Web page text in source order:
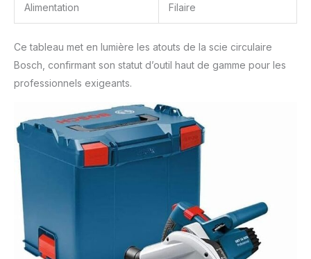
Alimentation Filaire
Ce tableau met en lumière les atouts de la scie circulaire
Bosch, confirmant son statut d’outil haut de gamme pour les
professionnels exigeants.